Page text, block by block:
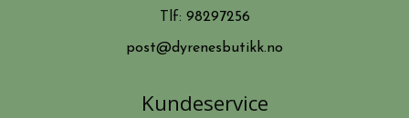
Tlf: 98297256
post@dyrenesbutikk.no
Kundeservice